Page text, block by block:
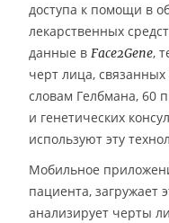
доступа к помощи в
лекарственных
данные в Face2Gene,
черт лица,
словам Гелбмана, 60
и генетических
используют эту
Мобильное
пациента, загружает
анализирует черты